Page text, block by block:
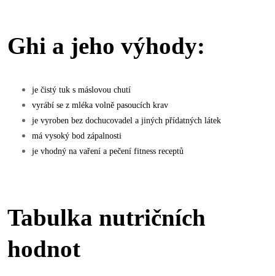
Ghi a jeho výhody:
je čistý tuk s máslovou chutí
vyrábí se z mléka volně pasoucích krav
je vyroben bez dochucovadel a jiných přídatných látek
má vysoký bod zápalnosti
je vhodný na vaření a pečení fitness receptů
Tabulka nutričních
hodnot